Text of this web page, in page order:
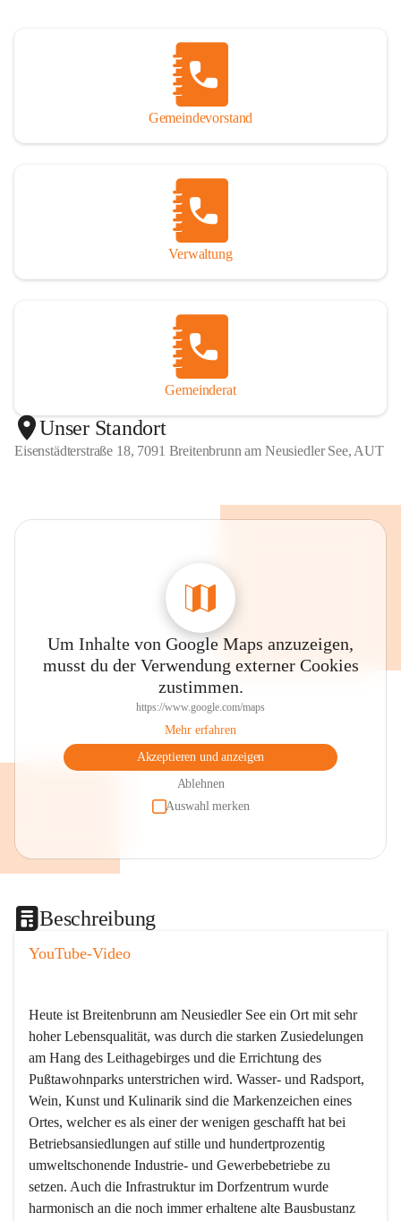
Gemeindevorstand
Verwaltung
Gemeinderat
Unser Standort
Eisenstädterstraße 18, 7091 Breitenbrunn am Neusiedler See, AUT
Um Inhalte von Google Maps anzuzeigen,
musst du der Verwendung externer Cookies
zustimmen.
https://www.google.com/maps
Mehr erfahren
Akzeptieren und anzeigen
Ablehnen
Auswahl merken
Beschreibung
YouTube-Video
Heute ist Breitenbrunn am Neusiedler See ein Ort mit sehr
hoher Lebensqualität, was durch die starken Zusiedelungen
am Hang des Leithagebirges und die Errichtung des
Pußtawohnparks unterstrichen wird. Wasser- und Radsport,
Wein, Kunst und Kulinarik sind die Markenzeichen eines
Ortes, welcher es als einer der wenigen geschafft hat bei
Betriebsansiedlungen auf stille und hundertprozentig
umweltschonende Industrie- und Gewerbebetriebe zu
setzen. Auch die Infrastruktur im Dorfzentrum wurde
harmonisch an die noch immer erhaltene alte Bausbustanz